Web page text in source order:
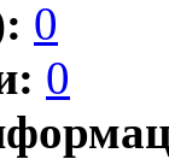
0
0